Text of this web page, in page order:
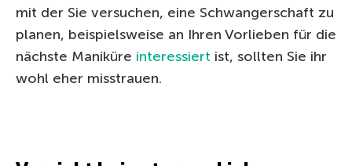
mit der Sie versuchen, eine Schwangerschaft zu
planen, beispielsweise an Ihren Vorlieben für die
nächste Maniküre interessiert ist, sollten Sie ihr
wohl eher misstrauen.